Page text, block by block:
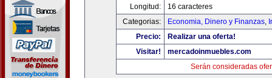
Longitud:
16 caracteres
Categorias:
Economia, Dinero y Finanzas,
Precio:
Realizar una oferta!
Visitar!
mercadoinmuebles.com
Serán consideradas